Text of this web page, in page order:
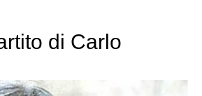
di Carlo